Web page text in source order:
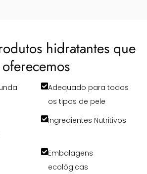
hidratantes que
oferecemos
Adequado para todos
os tipos de pele
Ingredientes Nutritivos
Embalagens
ecológicas